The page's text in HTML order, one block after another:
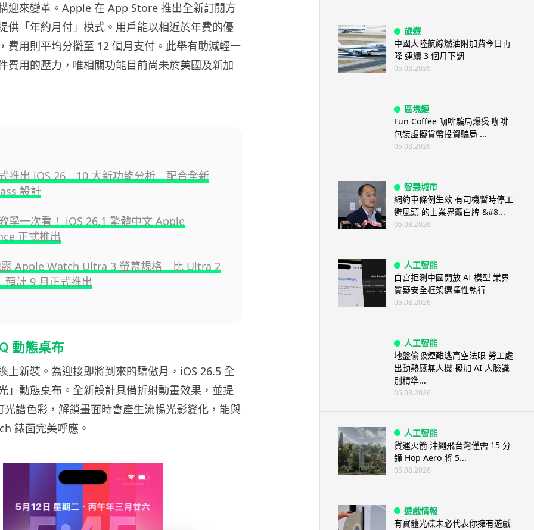
迎來變革。Apple 在 App Store 推出全新訂閱方
供「年約月付」模式。用戶能以相近於年費的優
費用則平均分攤至 12 個月支付。此舉有助減輕一
費用的壓力，唯相關功能目前尚未於美國及新加
推出 iOS 26 10 大新功能分析 配合全新
設計
學一次看！ iOS 26.1 繁體中文 Apple
正式推出
露 Apple Watch Ultra 3 螢幕規格 比 Ultra 2
計 9 月正式推出
動態桌布
上新裝。為迎接即將到來的驕傲月，iOS 26.5 全
」動態桌布。全新設計具備折射動畫效果，並提
光譜色彩，解鎖畫面時會產生流暢光影變化，能與
錶面完美呼應。
旅遊
中國大陸航線燃油附加費今日再
降 連續 3 個月下調
05.08.2026
區塊鏈
Fun Coffee 咖啡騙局爆煲 咖啡
包裝虛擬貨幣投資騙局 ...
05.08.2026
智慧城市
網約車條例生效 有司機暫時停工
避風頭 的士業界籲白牌 &#8...
05.08.2026
人工智能
白宮拒測中國開放 AI 模型 業界
質疑安全框架選擇性執行
05.08.2026
人工智能
地盤偷吸煙難逃高空法眼 勞工處
出動熱感無人機 擬加 AI 人臉識
別精準...
05.08.2026
人工智能
貨運火箭 沖繩飛台灣僅需 15 分
鐘 Hop Aero 將 5...
05.08.2026
遊戲情報
有實體光碟未必代表你擁有遊戲